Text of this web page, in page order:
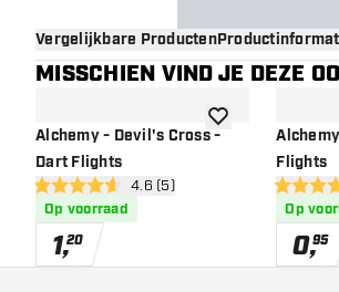
Vergelijkbare Producten
MISSCHIEN VIND JE DEZE
Alchemy - Devil's Cross -
Dart Flights
open reviews drawer
4.6 score sterren4.6 (5)
Op voorraad
1,20
toevoegen aan
Flights
5 score
Op
0,95